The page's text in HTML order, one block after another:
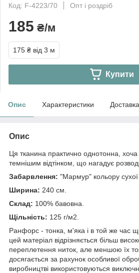
Код: F-4223/70
Опт і роздріб
185 ₴/м
175 ₴ від 3 м
Купити
Опис Характеристики Доставка
Опис
Ця тканина практично однотонна,
темнішим відтінком, що нагадує
Забарвлення: "Мармур" кольору сухої
Ширина: 240 см.
Склад: 100% бавовна.
Щільність: 125 г/м2.
Ранфорс - тонка, м'яка і в той же час
цей матеріал відрізняється більш
переплетення ниток, але меншою їх
досягається за рахунок особливої
виробництві використовуються